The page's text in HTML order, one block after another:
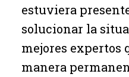
estuviera
solucionar la
mejores expertos
manera